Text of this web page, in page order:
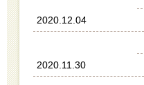
2020.12.04
2020.11.30